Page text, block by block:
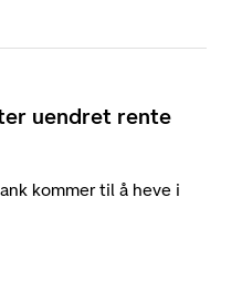
uendret rente
kommer til å heve i